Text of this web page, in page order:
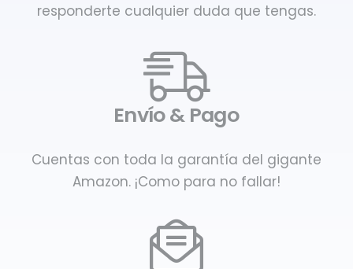
responderte cualquier duda que tengas.
Envío & Pago
Cuentas con toda la garantía del gigante
Amazon. ¡Como para no fallar!